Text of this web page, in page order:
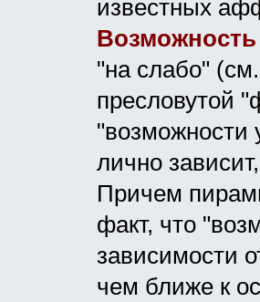
известных
Возможность
"на слабо"
пресловутой
"возможности
лично
Причем
факт, что
зависимости
чем ближе к